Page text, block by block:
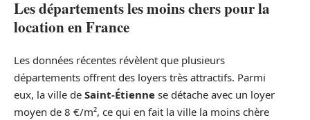
Les départements les moins chers pour la
location en France
Les données récentes révèlent que plusieurs
départements offrent des loyers très attractifs. Parmi
eux, la ville de Saint-Étienne se détache avec un loyer
moyen de 8 €/m², ce qui en fait la ville la moins chère